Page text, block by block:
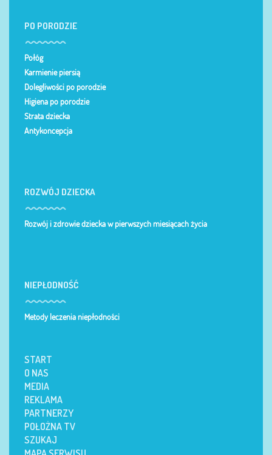
PO PORODZIE
Połóg
Karmienie piersią
Dolegliwości po porodzie
Higiena po porodzie
Strata dziecka
Antykoncepcja
ROZWÓJ DZIECKA
Rozwój i zdrowie dziecka w pierwszych miesiącach życia
NIEPŁODNOŚĆ
Metody leczenia niepłodności
START
O NAS
MEDIA
REKLAMA
PARTNERZY
POŁOŻNA TV
SZUKAJ